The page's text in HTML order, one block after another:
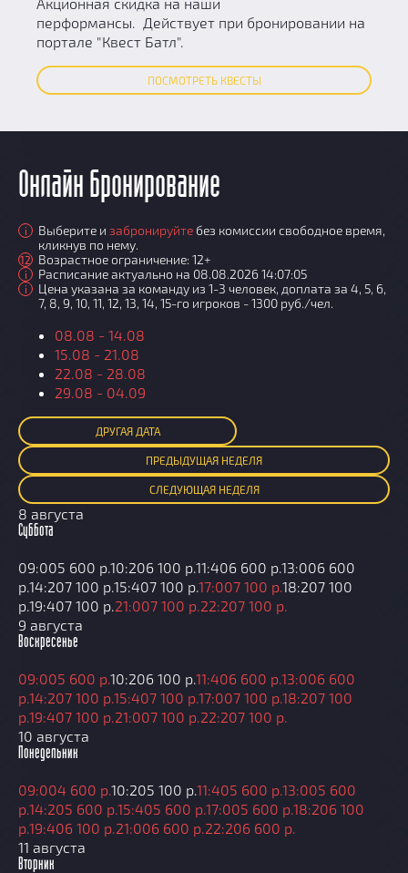
перформансы. Действует при бронировании на
портале "Квест Батл".
ПОСМОТРЕТЬ КВЕСТЫ
Онлайн бронирование
i Выберите и забронируйте без комиссии свободное время,
кликнув по нему.
12 Возрастное ограничение: 12+
i Расписание актуально на 08.08.2026 14:07:05
i
Цена указана за команду из 1-3 человек, доплата за 4, 5, 6,
7, 8, 9, 10, 11, 12, 13, 14, 15-го игроков - 1300 руб./чел.
08.08 - 14.08
15.08 - 21.08
22.08 - 28.08
29.08 - 04.09
ДРУГАЯ ДАТА
ПРЕДЫДУЩАЯ НЕДЕЛЯ
СЛЕДУЮЩАЯНЕДЕЛЯ
8 августа
Суббота
09:005 600 р.10:206 100 р.11:406 600 р.13:006 600
р.14:207 100 р.15:407 100 р.17:007 100 р.18:207 100
р.19:407 100 р. 21:007 100 р. 22:207 100 р.
9 августа
Воскресенье
09:005 600 р.10:206 100 р.11:406 600 р.13:006 600
р.14:207 100 р.15:407 100 р.17:007 100 р.18:207 100
р.19:407 100 р. 21:007 100 р. 22:207 100 р.
10 августа
Понедельник
09:004 600 р.10:205 100 р.11:405 600 р.13:005 600
р.14:205 600 р.15:405 600 р.17:005 600 р.18:206 100
р.19:406 100 р. 21:006 600 р. 22:206 600 р.
11 августа
Вторник